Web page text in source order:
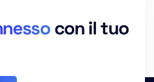
con il tuo